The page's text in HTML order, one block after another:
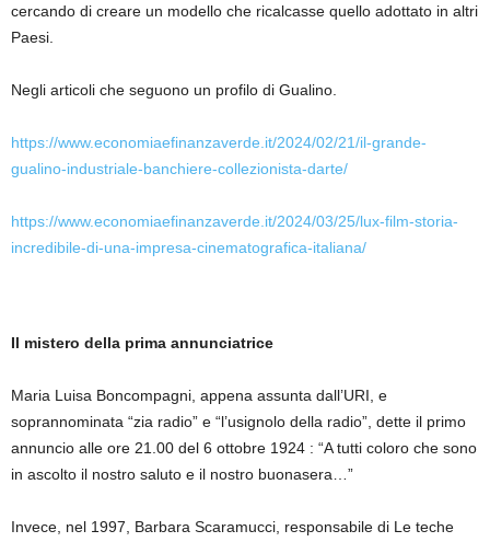
cercando di creare un modello che ricalcasse quello adottato in altri
Paesi.
Negli articoli che seguono un profilo di Gualino.
https://www.economiaefinanzaverde.it/2024/02/21/il-grande-
gualino-industriale-banchiere-collezionista-darte/
https://www.economiaefinanzaverde.it/2024/03/25/lux-film-storia-
incredibile-di-una-impresa-cinematografica-italiana/
Il mistero della prima annunciatrice
Maria Luisa Boncompagni, appena assunta dall’URI, e
soprannominata “zia radio” e “l’usignolo della radio”, dette il primo
annuncio alle ore 21.00 del 6 ottobre 1924 : “A tutti coloro che sono
in ascolto il nostro saluto e il nostro buonasera…”
Invece, nel 1997, Barbara Scaramucci, responsabile di Le teche